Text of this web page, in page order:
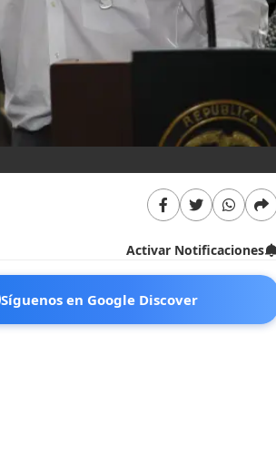
Activar Notificaciones
Síguenos en Google Discover